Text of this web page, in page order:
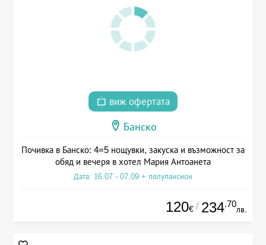
виж офертата
Банско
Почивка в Банско: 4=5 нощувки, закуска и възможност за
обяд и вечеря в хотел Мария Антоанета
Дата: 16.07 - 07.09 + полупансион
120€ / 234.70
лв.